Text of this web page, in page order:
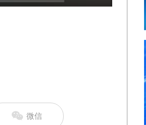
微信